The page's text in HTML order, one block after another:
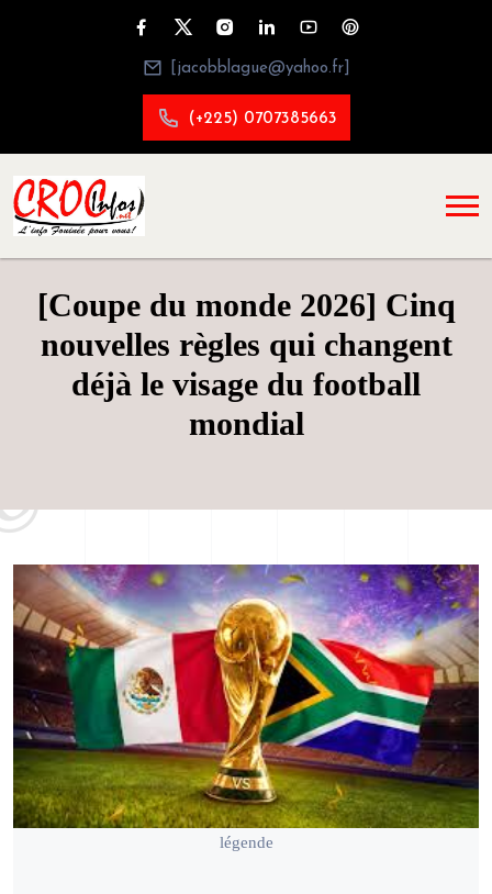
[jacobblague@yahoo.fr]
(+225) 0707385663
[Coupe du monde 2026] Cinq
nouvelles règles qui changent
déjà le visage du football
mondial
légende